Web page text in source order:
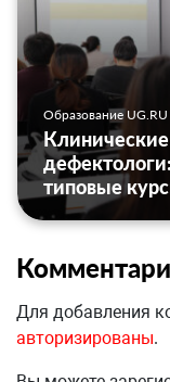
Образование UG.RU
типовые
Для добавления
авторизированы.